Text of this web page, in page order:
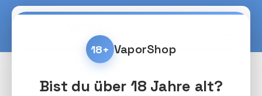
Zum Hauptinhalt springen
18+ VaporShop
Bist du über 18 Jahre alt?